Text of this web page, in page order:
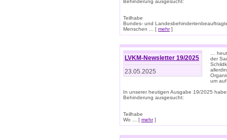
Behinderung ausgesucht:
Teilhabe
Bundes- und
Menschen ... [ mehr]
LVKM-Newsletter 19/2025
23.05.2025
…
der
um
In unserer heutigen Ausgabe 19/2025
Behinderung ausgesucht:
Teilhabe
Wo ... [ mehr]